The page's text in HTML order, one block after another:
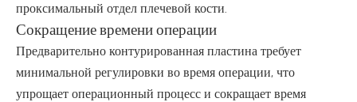
проксимальный отдел плечевой кости.
Сокращение времени операции
Предварительно контурированная пластина требует
минимальной регулировки во время операции, что
упрощает операционный процесс и сокращает время